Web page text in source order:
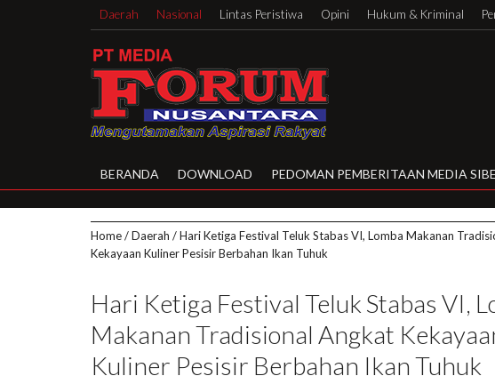
Daerah Nasional Lintas Peristiwa Opini Hukum & Kriminal
BERANDA DOWNLOAD PEDOMAN PEMBERITAAN MEDIA
Home/Daerah /Hari Ketiga Festival Teluk Stabas VI, Lomba Makanan
Kekayaan Kuliner Pesisir Berbahan Ikan Tuhuk
Hari Ketiga Festival Teluk Stabas VI,
Makanan Tradisional Angkat
Kuliner Pesisir Berbahan Ikan Tuhuk